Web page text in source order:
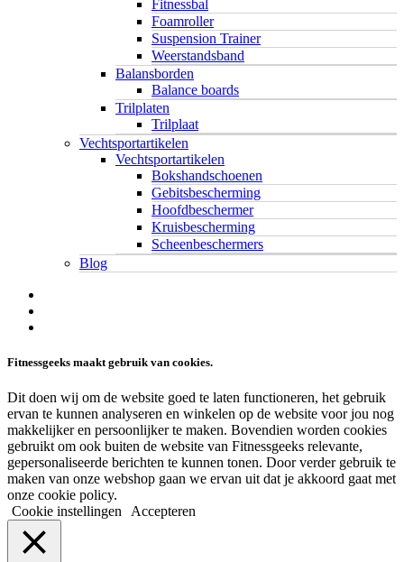
Fitnessbal
Foamroller
Suspension Trainer
Weerstandsband
Balansborden
Balance boards
Trilplaten
Trilplaat
Vechtsportartikelen
Vechtsportartikelen
Bokshandschoenen
Gebitsbescherming
Hoofdbeschermer
Kruisbescherming
Scheenbeschermers
Blog
Fitnessgeeks maakt gebruik van cookies.
Dit doen wij om de website goed te laten functioneren, het gebruik
ervan te kunnen analyseren en winkelen op de website voor jou nog
makkelijker en persoonlijker te maken. Bovendien worden cookies
gebruikt om ook buiten de website van Fitnessgeeks relevante,
gepersonaliseerde berichten te kunnen tonen. Door verder gebruik te
maken van onze webshop gaan we ervan uit dat je akkoord gaat met
onze cookie policy.
Cookie instellingen
Accepteren